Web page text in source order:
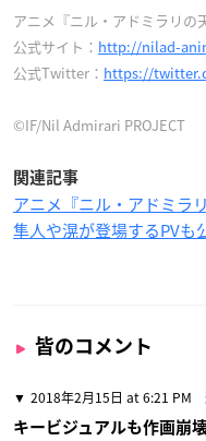
アニメ『ニル・アドミラリの
公式サイト： http://nilad-
公式Twitter： https://
©IF/Nil Admirari PROJECT
関連記事
アニメ『ニル・アドミラ
隼人や滉が登場するPVも
皆のコメント
2018年2月15日 at 6:21 PM
キービジュアルも作画崩